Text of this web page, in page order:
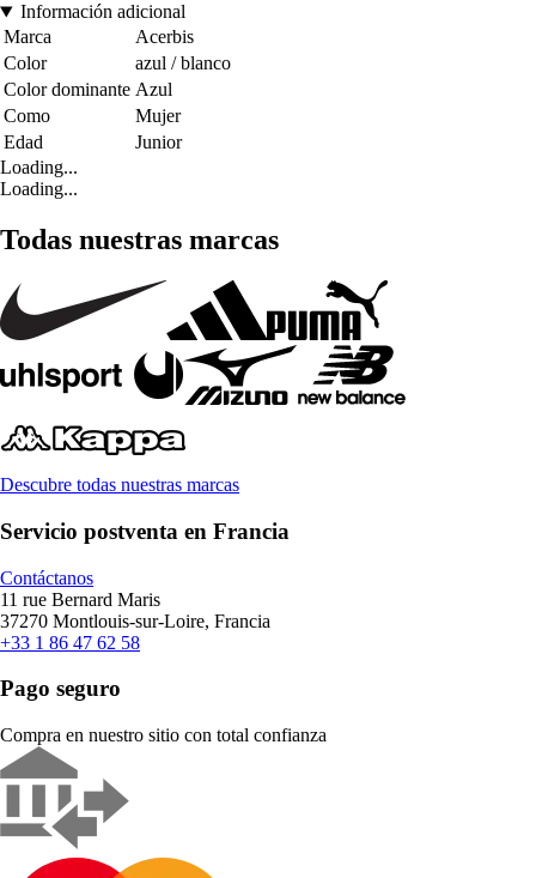
Información adicional
Marca
Acerbis
Color
azul / blanco
Color dominante Azul
Como
Mujer
Edad
Junior
Loading...
Loading...
Todas nuestras marcas
Descubre todas nuestras marcas
Servicio postventa en Francia
Contáctanos
11 rue Bernard Maris
37270 Montlouis-sur-Loire, Francia
+33 1 86 47 62 58
Pago seguro
Compra en nuestro sitio con total confianza